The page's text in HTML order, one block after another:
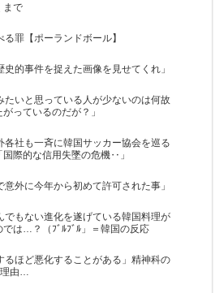
まで
る罪【ポーランドボール】
的事件を捉えた画像を見せてくれ」
たいと思っている人が少ないのは何故
っているのだが？」
各社も一斉に韓国サッカー協会を巡る
際的な信用失墜の危機‥」
外に今年から初めて許可された事」
でもない進化を遂げている韓国料理が
は…？（ﾌﾞﾙﾌﾞﾙ」＝韓国の反応
るほど悪化することがある」精神科の
由…